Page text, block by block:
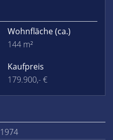
Wohnfläche(ca.)
144 m²
Kaufpreis
179.900,- €
1974